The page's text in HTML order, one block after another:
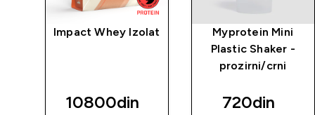
Impact Whey Izolat
10800din‎
Myprotein Mini
Plastic Shaker -
prozirni/crni
720din‎